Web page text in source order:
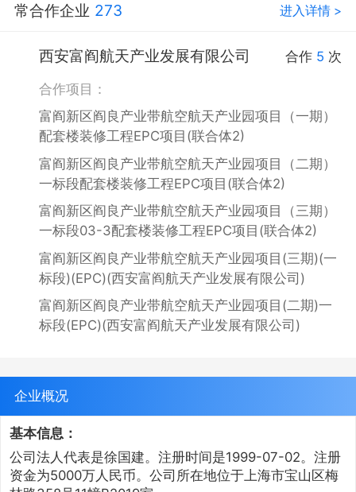
常合作企业 273 进入详情 >
西安富阎航天产业发展有限公司 合作 5 次
合作项目：
富阎新区阎良产业带航空航天产业园项目（一期）
配套楼装修工程EPC项目(联合体2)
富阎新区阎良产业带航空航天产业园项目（二期）
一标段配套楼装修工程EPC项目(联合体2)
富阎新区阎良产业带航空航天产业园项目（三期）
一标段03-3配套楼装修工程EPC项目(联合体2)
富阎新区阎良产业带航空航天产业园项目(三期)(一
标段)(EPC)(西安富阎航天产业发展有限公司)
富阎新区阎良产业带航空航天产业园项目(二期)一
标段(EPC)(西安富阎航天产业发展有限公司)
企业概况
基本信息：
公司法人代表是徐国建。注册时间是1999-07-02。注册
资金为5000万人民币。公司所在地位于上海市宝山区梅